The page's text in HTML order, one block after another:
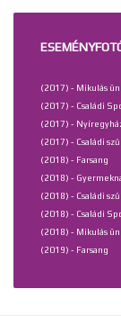
(2017) - Mikulás
(2017) - Családi
(2017) -
(2017) - Családi
(2018) - Farsang
(2018) -
(2018) - Családi
(2018) - Családi
(2018) - Mikulás
(2019) - Farsang